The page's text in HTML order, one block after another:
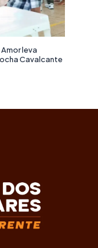
leva
Cavalcante